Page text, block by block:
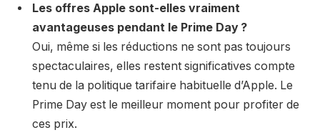
Les offres Apple sont-elles vraiment
avantageuses pendant le Prime Day ?
Oui, même si les réductions ne sont pas toujours
spectaculaires, elles restent significatives compte
tenu de la politique tarifaire habituelle d’Apple. Le
Prime Day est le meilleur moment pour profiter de
ces prix.